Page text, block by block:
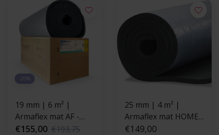
-20%
19 mm | 6 m² |
Armaflex mat AF -
zelfklevend
€155,00 €193,75
25 mm | 4 m² |
Armaflex mat HOME -
zelfklevend
€149,00